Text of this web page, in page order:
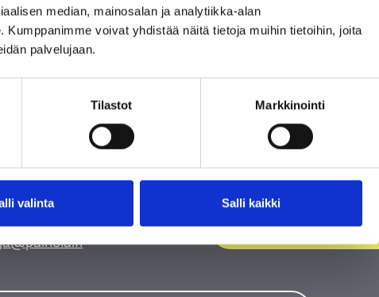
median, mainosalan ja analytiikka-alan
voivat yhdistää näitä tietoja muihin tietoihin, joita
palvelujaan.
Tilastot Markkinointi
valinta Salli kaikki
ja tilaukset
Hämäläinen
580 3258
a@painola.fi
AINEISTOJEN
Lähetä Transferin